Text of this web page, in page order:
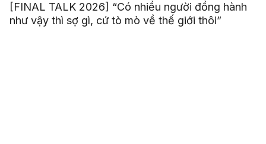
[FINAL TALK 2026] “Có nhiều người đồng hành
như vậy thì sợ gì, cứ tò mò về thế giới thôi”